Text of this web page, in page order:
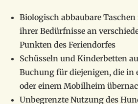
Biologisch abbaubare
ihrer Bedürfnisse an
Punkten des Feriendorfes
Schüsseln und Kinderbetten
Buchung für diejenigen, die in
oder einem Mobilheim
Unbegrenzte Nutzung des